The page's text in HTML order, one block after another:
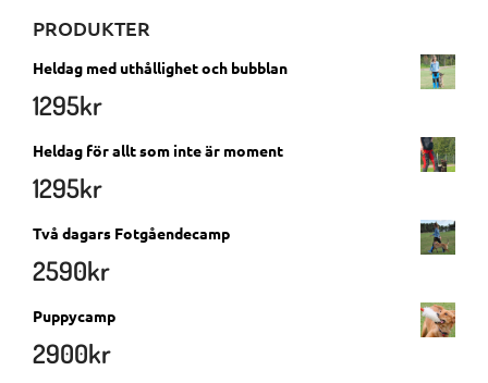
PRODUKTER
Heldag med uthållighet och bubblan
1295kr
Heldag för allt som inte är moment
1295kr
Två dagars Fotgåendecamp
2590kr
Puppycamp
2900kr